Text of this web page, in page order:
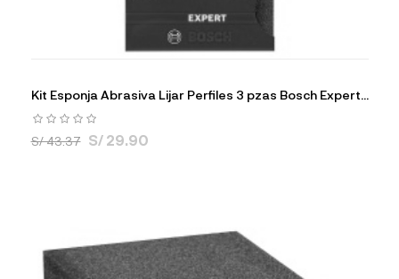
Kit Esponja Abrasiva Lijar Perfiles 3 pzas Bosch Expert...
S/ 43.37 S/ 29.90